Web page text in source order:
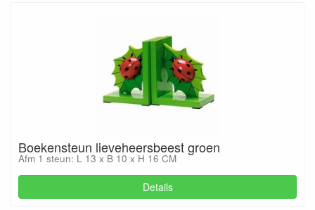
Boekensteun lieveheersbeest groen
Afm 1 steun: L 13 x B 10 x H 16 CM
Details